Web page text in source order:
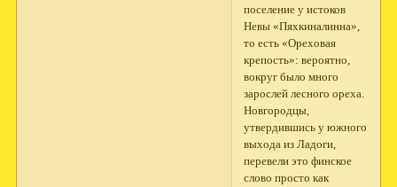
поселение у истоков
Невы «Пяхкиналинна»,
то есть «Ореховая
крепость»: вероятно,
вокруг было много
зарослей лесного ореха.
Новгородцы,
утвердившись у южного
выхода из Ладоги,
перевели это фин­ское
слово просто как